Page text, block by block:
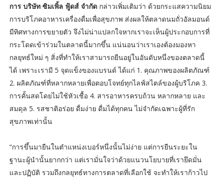
การ บริษัท ซิมเพิ้ล ฟู้ดส์ จำกัดกล่าวเพิ่มเติมว่า ด้วยกระแสความนิยม
การบริโภคอาหารเครื่องดื่มเพื่อสุขภาพ ส่งผลให้ตลาดนมถั่วอัลมอนด์
มีทิศทางการขยายตัว จึงไม่น่าแปลกใจหากเราจะเห็นผู้ประกอบการที่
กระโดดเข้าร่วมในตลาดนี้มากขึ้น แน่นอนว่าเราเองต้องมองหา
กลยุทธ์ใหม่ ๆ สิ่งที่ทำให้เราสามารถยืนอยู่ในอันดับหนึ่งของตลาดนี้
ได้ เพราะเรามี 5 จุดแข็งของแบรนด์ ได้แก่ 1. คุณภาพของผลิตภัณฑ์
2. ผลิตภัณฑ์ที่หลากหลายเพื่อตอบโจทย์ทุกไลฟ์สไตล์ของผู้บริโภค 3.
การคั้นสดโดยไม่ใช้หัวเชื้อ 4. สารอาหารครบถ้วน หลากหลาย และ
สมดุล 5. รสชาติอร่อย ดื่มง่าย ดื่มได้ทุกคน ไม่จำกัดเฉพาะผู้ที่รัก
สุขภาพเท่านั้น
“การขึ้นมายืนในตำแหน่งเบอร์หนึ่งนั้นไม่ง่าย แต่การยืนระยะใน
ฐานะผู้นำนั้นยากกว่า แต่เรามั่นใจว่าด้วยแนวนโยบายที่เรายึดมั่น
และปฏิบัติ รวมถึงกลยุทธ์ทางการตลาดที่เลือกใช้ จะทำให้เราก้าวไป